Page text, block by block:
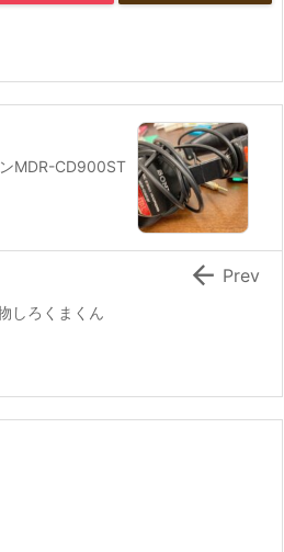
MDR-CD900ST
しろくまくん
 Prev